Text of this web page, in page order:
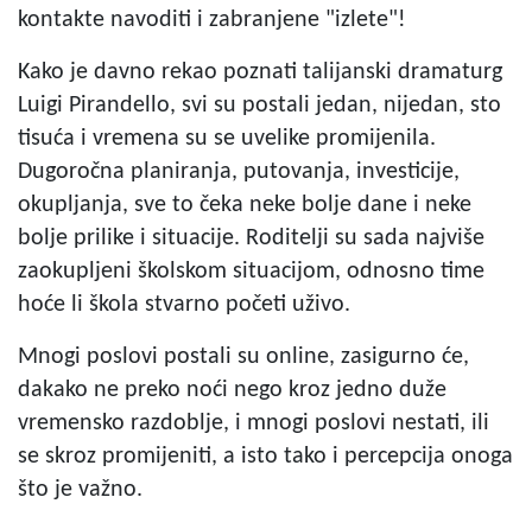
kontakte navoditi i zabranjene "izlete"!
Kako je davno rekao poznati talijanski dramaturg
Luigi Pirandello, svi su postali jedan, nijedan, sto
tisuća i vremena su se uvelike promijenila.
Dugoročna planiranja, putovanja, investicije,
okupljanja, sve to čeka neke bolje dane i neke
bolje prilike i situacije. Roditelji su sada najviše
zaokupljeni školskom situacijom, odnosno time
hoće li škola stvarno početi uživo.
Mnogi poslovi postali su online, zasigurno će,
dakako ne preko noći nego kroz jedno duže
vremensko razdoblje, i mnogi poslovi nestati, ili
se skroz promijeniti, a isto tako i percepcija onoga
što je važno.